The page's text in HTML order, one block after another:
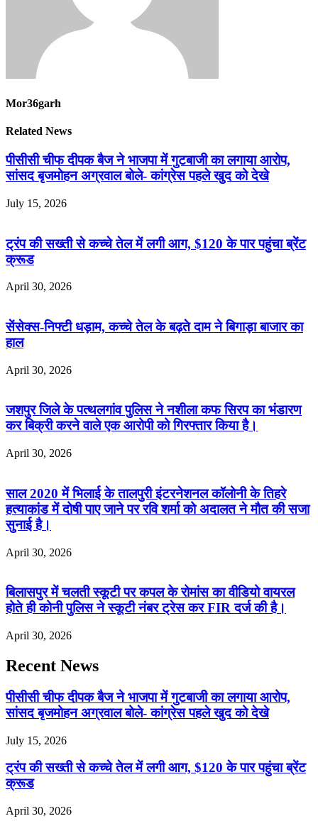
Mor36garh
Related News
पीसीसी चीफ दीपक बैज ने भाजपा में गुटबाजी का लगाया आरोप,
सांसद बृजमोहन अग्रवाल बोले- कांग्रेस पहले खुद को देखे
July 15, 2026
ट्रंप की सख्ती से कच्चे तेल में लगी आग, $120 के पार पहुंचा ब्रेंट
क्रूड
April 30, 2026
सेंसेक्स-निफ्टी धड़ाम, कच्चे तेल के बढ़ते दाम ने बिगाड़ा बाजार का
हाल
April 30, 2026
जशपुर जिले के पत्थलगांव पुलिस ने नशीला कफ सिरप का भंडारण
कर बिक्री करने वाले एक आरोपी को गिरफ्तार किया है।
April 30, 2026
साल 2020 में भिलाई के तालपुरी इंटरनेशनल कॉलोनी के तिहरे
हत्याकांड में दोषी पाए जाने पर रवि शर्मा को अदालत ने मौत की सजा
सुनाई है।
April 30, 2026
बिलासपुर में चलती स्कूटी पर कपल के रोमांस का वीडियो वायरल
होते ही कोनी पुलिस ने स्कूटी नंबर ट्रेस कर FIR दर्ज की है।
April 30, 2026
Recent News
पीसीसी चीफ दीपक बैज ने भाजपा में गुटबाजी का लगाया आरोप,
सांसद बृजमोहन अग्रवाल बोले- कांग्रेस पहले खुद को देखे
July 15, 2026
ट्रंप की सख्ती से कच्चे तेल में लगी आग, $120 के पार पहुंचा ब्रेंट
क्रूड
April 30, 2026